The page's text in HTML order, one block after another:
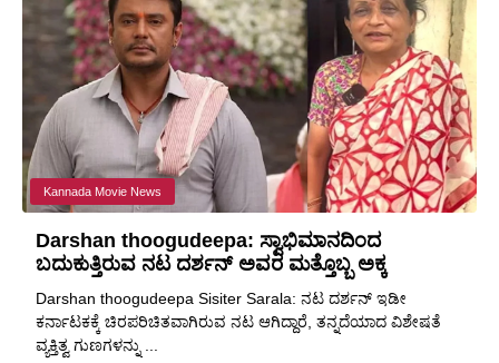
Kannada Movie News
Darshan thoogudeepa: ಸ್ವಾಭಿಮಾನದಿಂದ
ಬದುಕುತ್ತಿರುವ ನಟ ದರ್ಶನ್ ಅವರ ಮತ್ತೊಬ್ಬ ಅಕ್ಕ
Darshan thoogudeepa Sisiter Sarala: ನಟ ದರ್ಶನ್ ಇಡೀ
ಕರ್ನಾಟಕಕ್ಕೆ ಚಿರಪರಿಚಿತವಾಗಿರುವ ನಟ ಆಗಿದ್ದಾರೆ, ತನ್ನದೆಯಾದ ವಿಶೇಷತೆ
ವ್ಯಕ್ತಿತ್ವ ಗುಣಗಳನ್ನು ...